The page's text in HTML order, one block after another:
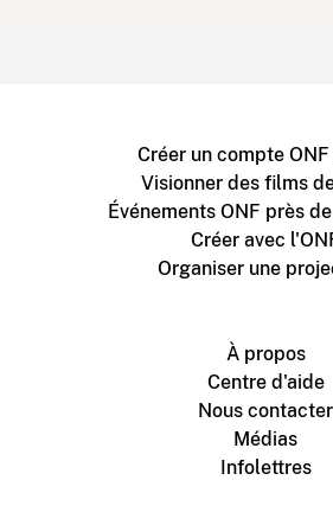
Créer un compte
Visionner des films
Événements ONF près
Créer avec
Organiser une
À propos
Centre d'aide
Nous contacter
Médias
Infolettres